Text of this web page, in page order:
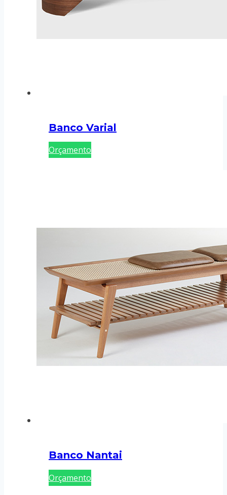
Banco Varial
Orçamento
Banco Nantai
Orçamento